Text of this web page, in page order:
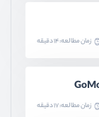
زمان مطالعه: 14 دقیقه
زمان مطالعه: 17 دقیقه